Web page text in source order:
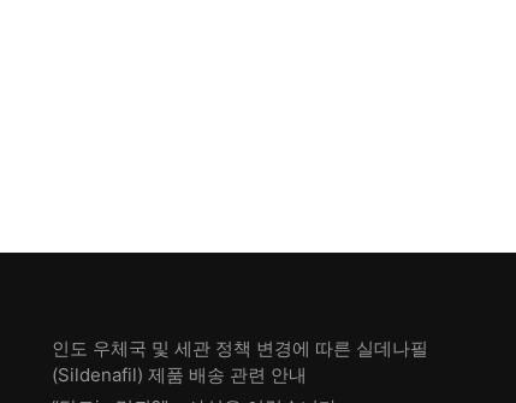
인도 우체국 및 세관 정책 변경에 따른 실데나필
(Sildenafil) 제품 배송 관련 안내